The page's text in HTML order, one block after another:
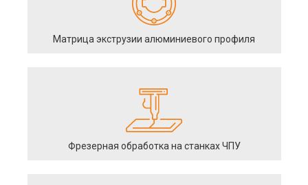
Матрица экструзии алюминиевого профиля
Фрезерная обработка на станках ЧПУ